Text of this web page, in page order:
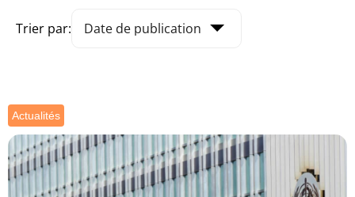
Trier par:
Actualités